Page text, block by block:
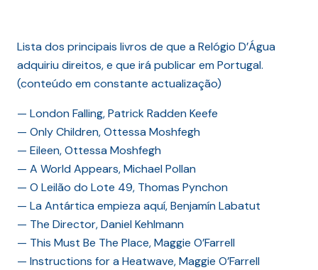
Lista dos principais livros de que a Relógio D’Água
adquiriu direitos, e que irá publicar em Portugal.
(conteúdo em constante actualização)
— London Falling, Patrick Radden Keefe
— Only Children, Ottessa Moshfegh
— Eileen, Ottessa Moshfegh
— A World Appears, Michael Pollan
— O Leilão do Lote 49, Thomas Pynchon
— La Antártica empieza aquí, Benjamín Labatut
— The Director, Daniel Kehlmann
— This Must Be The Place, Maggie O’Farrell
— Instructions for a Heatwave, Maggie O’Farrell